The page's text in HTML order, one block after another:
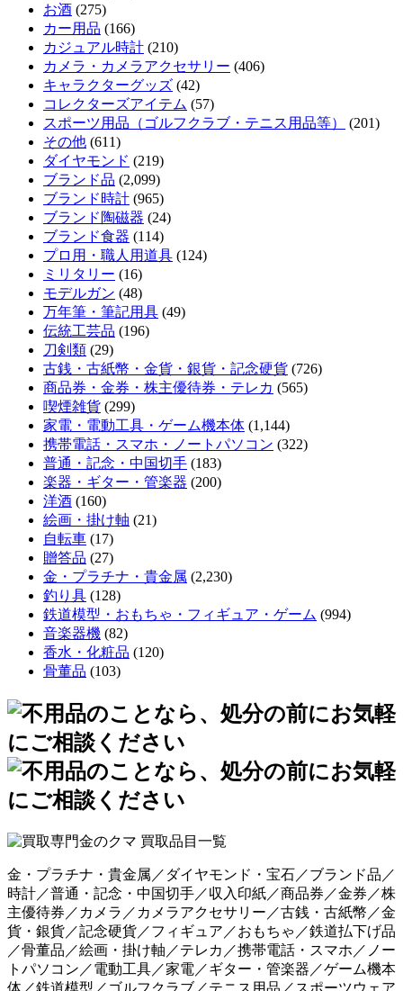
お酒 (275)
カー用品 (166)
カジュアル時計 (210)
カメラ・カメラアクセサリー (406)
キャラクターグッズ (42)
コレクターズアイテム (57)
スポーツ用品（ゴルフクラブ・テニス用品等）
(201)
その他 (611)
ダイヤモンド (219)
ブランド品 (2,099)
ブランド時計 (965)
ブランド陶磁器 (24)
ブランド食器 (114)
プロ用・職人用道具 (124)
ミリタリー (16)
モデルガン (48)
万年筆・筆記用具 (49)
伝統工芸品 (196)
刀剣類 (29)
古銭・古紙幣・金貨・銀貨・記念硬貨 (726)
商品券・金券・株主優待券・テレカ (565)
喫煙雑貨 (299)
家電・電動工具・ゲーム機本体 (1,144)
携帯電話・スマホ・ノートパソコン (322)
普通・記念・中国切手 (183)
楽器・ギター・管楽器 (200)
洋酒 (160)
絵画・掛け軸 (21)
自転車 (17)
贈答品 (27)
金・プラチナ・貴金属 (2,230)
釣り具 (128)
鉄道模型・おもちゃ・フィギュア・ゲーム (994)
音楽器機 (82)
香水・化粧品 (120)
骨董品 (103)
金・プラチナ・貴金属／ダイヤモンド・宝石／ブランド品／
時計／普通・記念・中国切手／収入印紙／商品券／金券／株
主優待券／カメラ／カメラアクセサリー／古銭・古紙幣／金
貨・銀貨／記念硬貨／フィギュア／おもちゃ／鉄道払下げ品
／骨董品／絵画・掛け軸／テレカ／携帯電話・スマホ／ノー
トパソコン／電動工具／家電／ギター・管楽器／ゲーム機本
体／鉄道模型／ゴルフクラブ／テニス用品／スポーツウェア